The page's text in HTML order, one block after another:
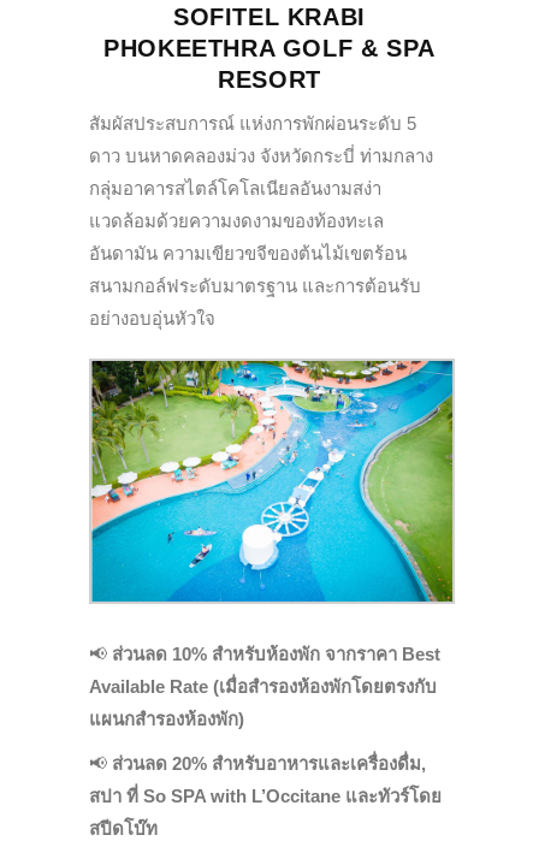
SOFITEL KRABI
PHOKEETHRA GOLF & SPA
RESORT
สัมผัสประสบการณ์ แห่งการพักผ่อนระดับ 5
ดาว บนหาดคลองม่วง จังหวัดกระบี่ ท่ามกลาง
กลุ่มอาคารสไตล์โคโลเนียลอันงามสง่า
แวดล้อมด้วยความงดงามของท้องทะเล
อันดามัน ความเขียวขจีของต้นไม้เขตร้อน
สนามกอล์ฟระดับมาตรฐาน และการต้อนรับ
อย่างอบอุ่นหัวใจ
📢 ส่วนลด 10% สำหรับห้องพัก จากราคา Best
Available Rate (เมื่อสำรองห้องพักโดยตรงกับ
แผนกสำรองห้องพัก)
📢 ส่วนลด 20% สำหรับอาหารและเครื่องดื่ม,
สปา ที่ So SPA with L’Occitane และทัวร์โดย
สปีดโบ๊ท